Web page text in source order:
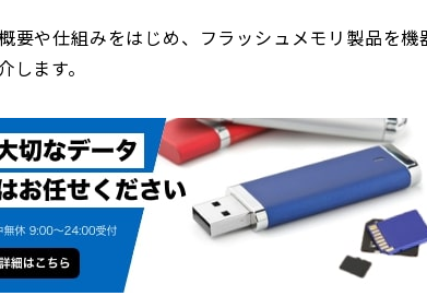
要や仕組みをはじめ、フラッシュメモリ製品を機
ます。